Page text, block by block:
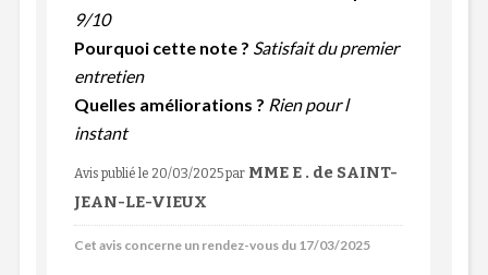
9/10
Pourquoi cette note ? Satisfait du premier
entretien
Quelles améliorations ? Rien pour l
instant
Avis publié le 20/03/2025par MME E . de SAINT-
JEAN-LE-VIEUX
Cet avis concerne un rendez-vous du 17/03/2025